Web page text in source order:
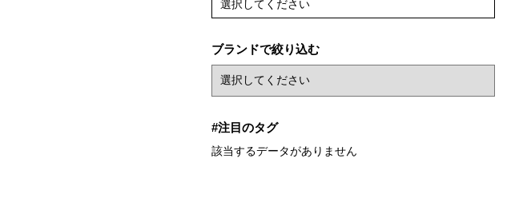
選択してください
ブランドで絞り込む
#注目のタグ
該当するデータがありません